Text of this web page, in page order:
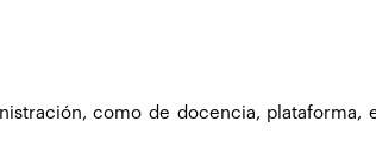
como de docencia, plataforma,